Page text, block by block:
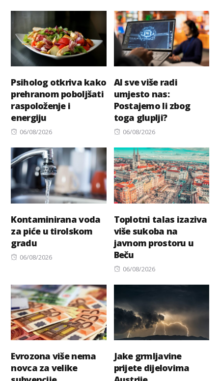
Psiholog otkriva kako
prehranom poboljšati
raspoloženje i
energiju
Posted
06/08/2026
AI sve više radi
umjesto nas:
Postajemo li zbog
toga gluplji?
Posted
06/08/2026
Kontaminirana voda
za piće u tirolskom
gradu
Posted
06/08/2026
Toplotni talas izaziva
više sukoba na
javnom prostoru u
Beču
Posted
06/08/2026
Evrozona više nema
novca za velike
Jake grmljavine
prijete dijelovima